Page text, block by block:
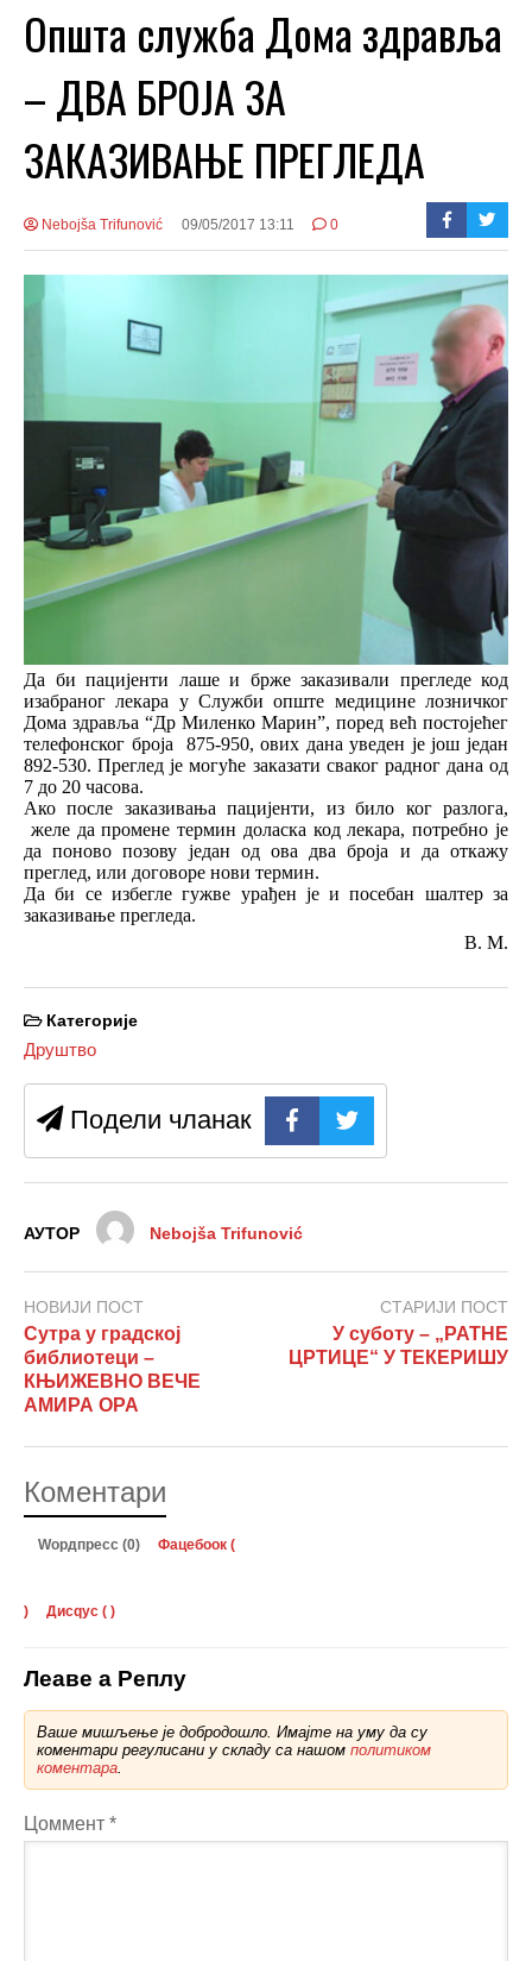
Општа служба Дома здравља
– ДВА БРОЈА ЗА
ЗАКАЗИВАЊЕ ПРЕГЛЕДА
Nebojša Trifunović 09/05/2017 13:11 0
Да би пацијенти лаше и брже заказивали прегледе код
изабраног лекара у Служби опште медицине лозничког
Дома здравља “Др Миленко Марин”, поред већ постојећег
телефонског броја 875-950, ових дана уведен је још један
892-530. Преглед је могуће заказати сваког радног дана од
7 до 20 часова.
Ако после заказивања пацијенти, из било ког разлога,
желе да промене термин доласка код лекара, потребно је
да поново позову један од ова два броја и да откажу
преглед, или договоре нови термин.
Да би се избегле гужве урађен је и посебан шалтер за
заказивање прегледа.
В. М.
Категорије
Друштво
Подели чланак
АУТОР Nebojša Trifunović
НОВИЈИ ПОСТ
Сутра у градској
библиотеци –
КЊИЖЕВНО ВЕЧЕ
АМИРА ОРА
СТАРИЈИ ПОСТ
У суботу – „РАТНЕ
ЦРТИЦЕ“ У ТЕКЕРИШУ
Коментари
Wордпресс (0) Фацебоок (
) Дисqус ( )
Леаве а Реплy
Ваше мишљење је добродошло. Имајте на уму да су
коментари регулисани у складу са нашом политиком
коментара
Цоммент *